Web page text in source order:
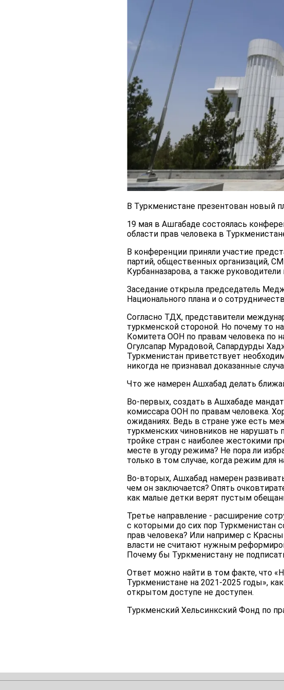
В Туркменистане презентован новый
19 мая в Ашгабаде состоялась
области прав человека в
В конференции приняли участие
партий, общественных организаций,
Курбанназарова, а также
Заседание открыла председатель
Национального плана и о
Согласно ТДХ, представители
туркменской стороной. Но почему то
Комитета ООН по правам человека по
Огулсапар Мурадовой, Сапардурды
Туркменистан приветствует
никогда не признавал доказанные
Что же намерен Ашхабад делать
Во-первых, создать в Ашхабаде
комиссара ООН по правам человека.
ожиданиях. Ведь в стране уже есть
туркменских чиновников не нарушать
тройке стран с наиболее жестокими
месте в угоду режима? Не пора ли
только в том случае, когда режим для
Во-вторых, Ашхабад намерен
чем он заключается? Опять
как малые детки верят пустым
Третье направление - расширение
с которыми до сих пор Туркменистан
прав человека? Или например с
власти не считают нужным
Почему бы Туркменистану не
Ответ можно найти в том факте, что
Туркменистане на 2021-2025 годы»,
открытом доступе не доступен.
Туркменский Хельсинкский Фонд по